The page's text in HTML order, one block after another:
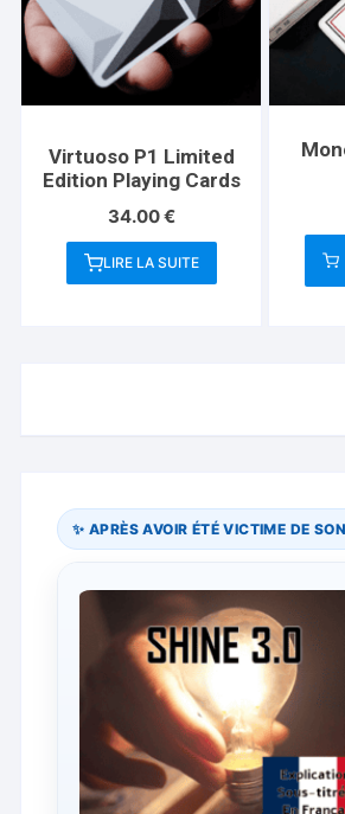
Virtuoso P1 Limited
Edition Playing Cards
34.00€
LIRE LA SUITE
✨ APRÈS AVOIR ÉTÉ VICTIME DE